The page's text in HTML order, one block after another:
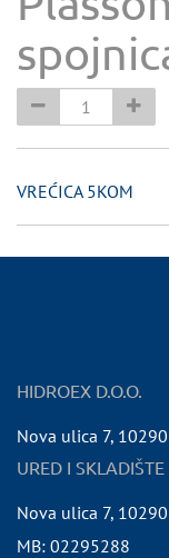
VREĆICA 5KOM
HIDROEX D.O.O.
Nova ulica 7, 10290
URED I SKLADIŠTE
Nova ulica 7, 10290
MB: 02295288